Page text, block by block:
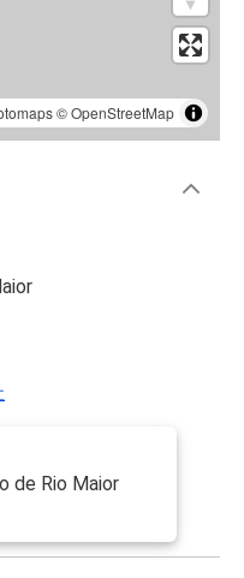
©OpenStreetMap
de Rio Maior